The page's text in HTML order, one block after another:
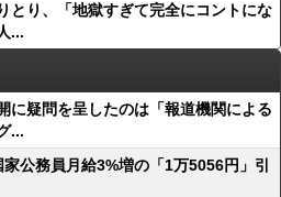
とり、「地獄すぎて完全にコントにな
...
に疑問を呈したのは「報道機関による
...
公務員月給3%増の「1万5056円」引